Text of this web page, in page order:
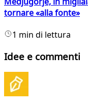
tornare «alla fonte»
1 min di lettura
Idee e commenti